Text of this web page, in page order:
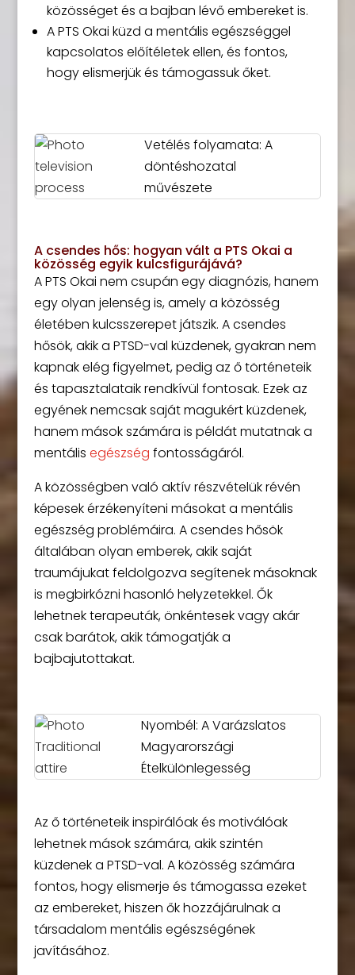
közösséget és a bajban lévő embereket is.
A PTS Okai küzd a mentális egészséggel
kapcsolatos előítéletek ellen, és fontos,
hogy elismerjük és támogassuk őket.
Vetélés folyamata: A
döntéshozatal
művészete
A csendes hős: hogyan vált a PTS Okai a
közösség egyik kulcsfigurájává?
A PTS Okai nem csupán egy diagnózis, hanem
egy olyan jelenség is, amely a közösség
életében kulcsszerepet játszik. A csendes
hősök, akik a PTSD-val küzdenek, gyakran nem
kapnak elég figyelmet, pedig az ő történeteik
és tapasztalataik rendkívül fontosak. Ezek az
egyének nemcsak saját magukért küzdenek,
hanem mások számára is példát mutatnak a
mentális egészség fontosságáról.
A közösségben való aktív részvételük révén
képesek érzékenyíteni másokat a mentális
egészség problémáira. A csendes hősök
általában olyan emberek, akik saját
traumájukat feldolgozva segítenek másoknak
is megbirkózni hasonló helyzetekkel. Ők
lehetnek terapeuták, önkéntesek vagy akár
csak barátok, akik támogatják a
bajbajutottakat.
Nyombél: A Varázslatos
Magyarországi
Ételkülönlegesség
Az ő történeteik inspirálóak és motiválóak
lehetnek mások számára, akik szintén
küzdenek a PTSD-val. A közösség számára
fontos, hogy elismerje és támogassa ezeket
az embereket, hiszen ők hozzájárulnak a
társadalom mentális egészségének
javításához.